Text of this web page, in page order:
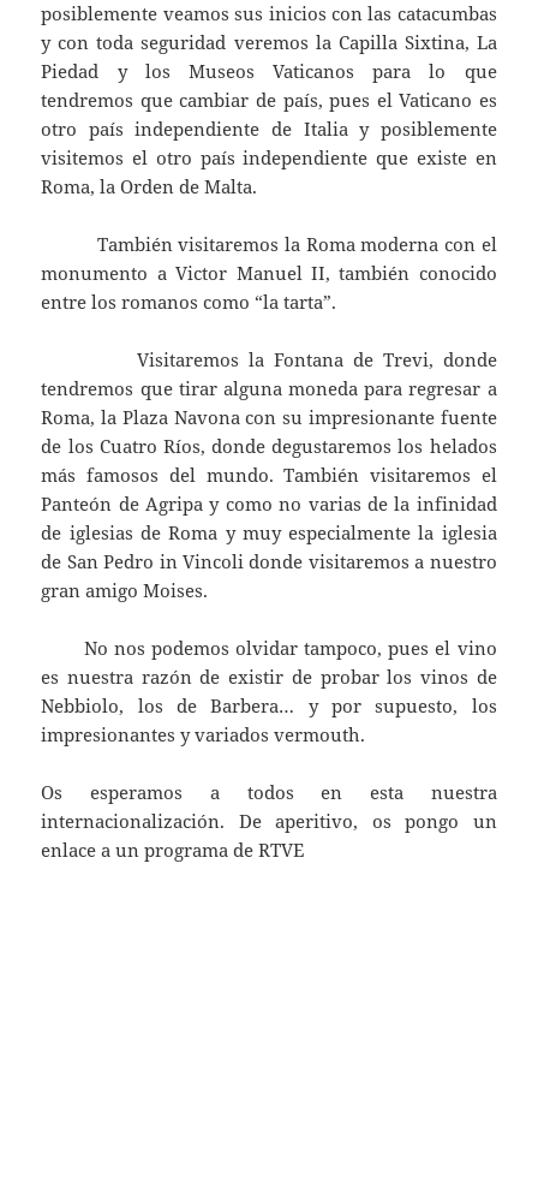
posiblemente veamos sus inicios con las catacumbas
y con toda seguridad veremos la Capilla Sixtina, La
Piedad y los Museos Vaticanos para lo que
tendremos que cambiar de país, pues el Vaticano es
otro país independiente de Italia y posiblemente
visitemos el otro país independiente que existe en
Roma, la Orden de Malta.
También visitaremos la Roma moderna con el
monumento a Victor Manuel II, también conocido
entre los romanos como “la tarta”.
Visitaremos la Fontana de Trevi, donde
tendremos que tirar alguna moneda para regresar a
Roma, la Plaza Navona con su impresionante fuente
de los Cuatro Ríos, donde degustaremos los helados
más famosos del mundo. También visitaremos el
Panteón de Agripa y como no varias de la infinidad
de iglesias de Roma y muy especialmente la iglesia
de San Pedro in Vincoli donde visitaremos a nuestro
gran amigo Moises.
No nos podemos olvidar tampoco, pues el vino
es nuestra razón de existir de probar los vinos de
Nebbiolo, los de Barbera… y por supuesto, los
impresionantes y variados vermouth.
Os esperamos a todos en esta nuestra
internacionalización. De aperitivo, os pongo un
enlace a un programa de RTVE